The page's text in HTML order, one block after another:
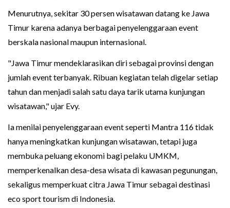
Menurutnya, sekitar 30 persen wisatawan datang ke Jawa
Timur karena adanya berbagai penyelenggaraan event
berskala nasional maupun internasional.
"Jawa Timur mendeklarasikan diri sebagai provinsi dengan
jumlah event terbanyak. Ribuan kegiatan telah digelar setiap
tahun dan menjadi salah satu daya tarik utama kunjungan
wisatawan," ujar Evy.
Ia menilai penyelenggaraan event seperti Mantra 116 tidak
hanya meningkatkan kunjungan wisatawan, tetapi juga
membuka peluang ekonomi bagi pelaku UMKM,
memperkenalkan desa-desa wisata di kawasan pegunungan,
sekaligus memperkuat citra Jawa Timur sebagai destinasi
eco sport tourism di Indonesia.